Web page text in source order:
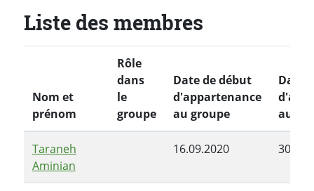
Liste des membres
Nom et
prénom
Rôle
dans
le
groupe
Date de début
d'appartenance
au groupe
Date
au
Taraneh
Aminian
16.09.2020